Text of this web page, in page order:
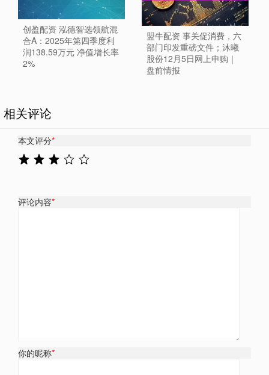
创盈配资 泓德智选领航混
合A：2025年第四季度利
润138.59万元 净值增长率
2%
盟牛配资 事关促消费，六
部门印发重磅文件；沐曦
股份12月5日网上申购｜
盘前情报
相关评论
本文评分*
评论内容*
你的昵称*